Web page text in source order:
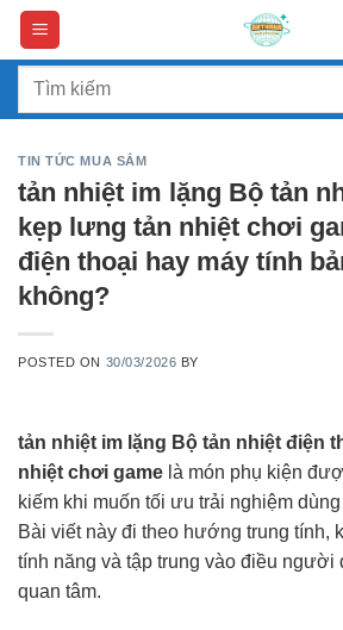
Skip
content
Search
TIN TỨC MUA SẮM
tản nhiệt im lặng Bộ tản
kẹp lưng tản nhiệt chơi
điện thoại hay máy tính
không?
POSTED ON 30/03/2026 BY
tản nhiệt im lặng Bộ tản nhiệt điện
nhiệt chơi game là món phụ kiện
kiếm khi muốn tối ưu trải nghiệm
Bài viết này đi theo hướng trung tính,
tính năng và tập trung vào điều
quan tâm.